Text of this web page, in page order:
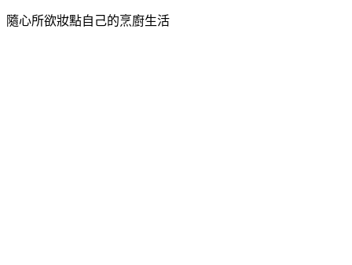
隨心所欲妝點自己的烹廚生活